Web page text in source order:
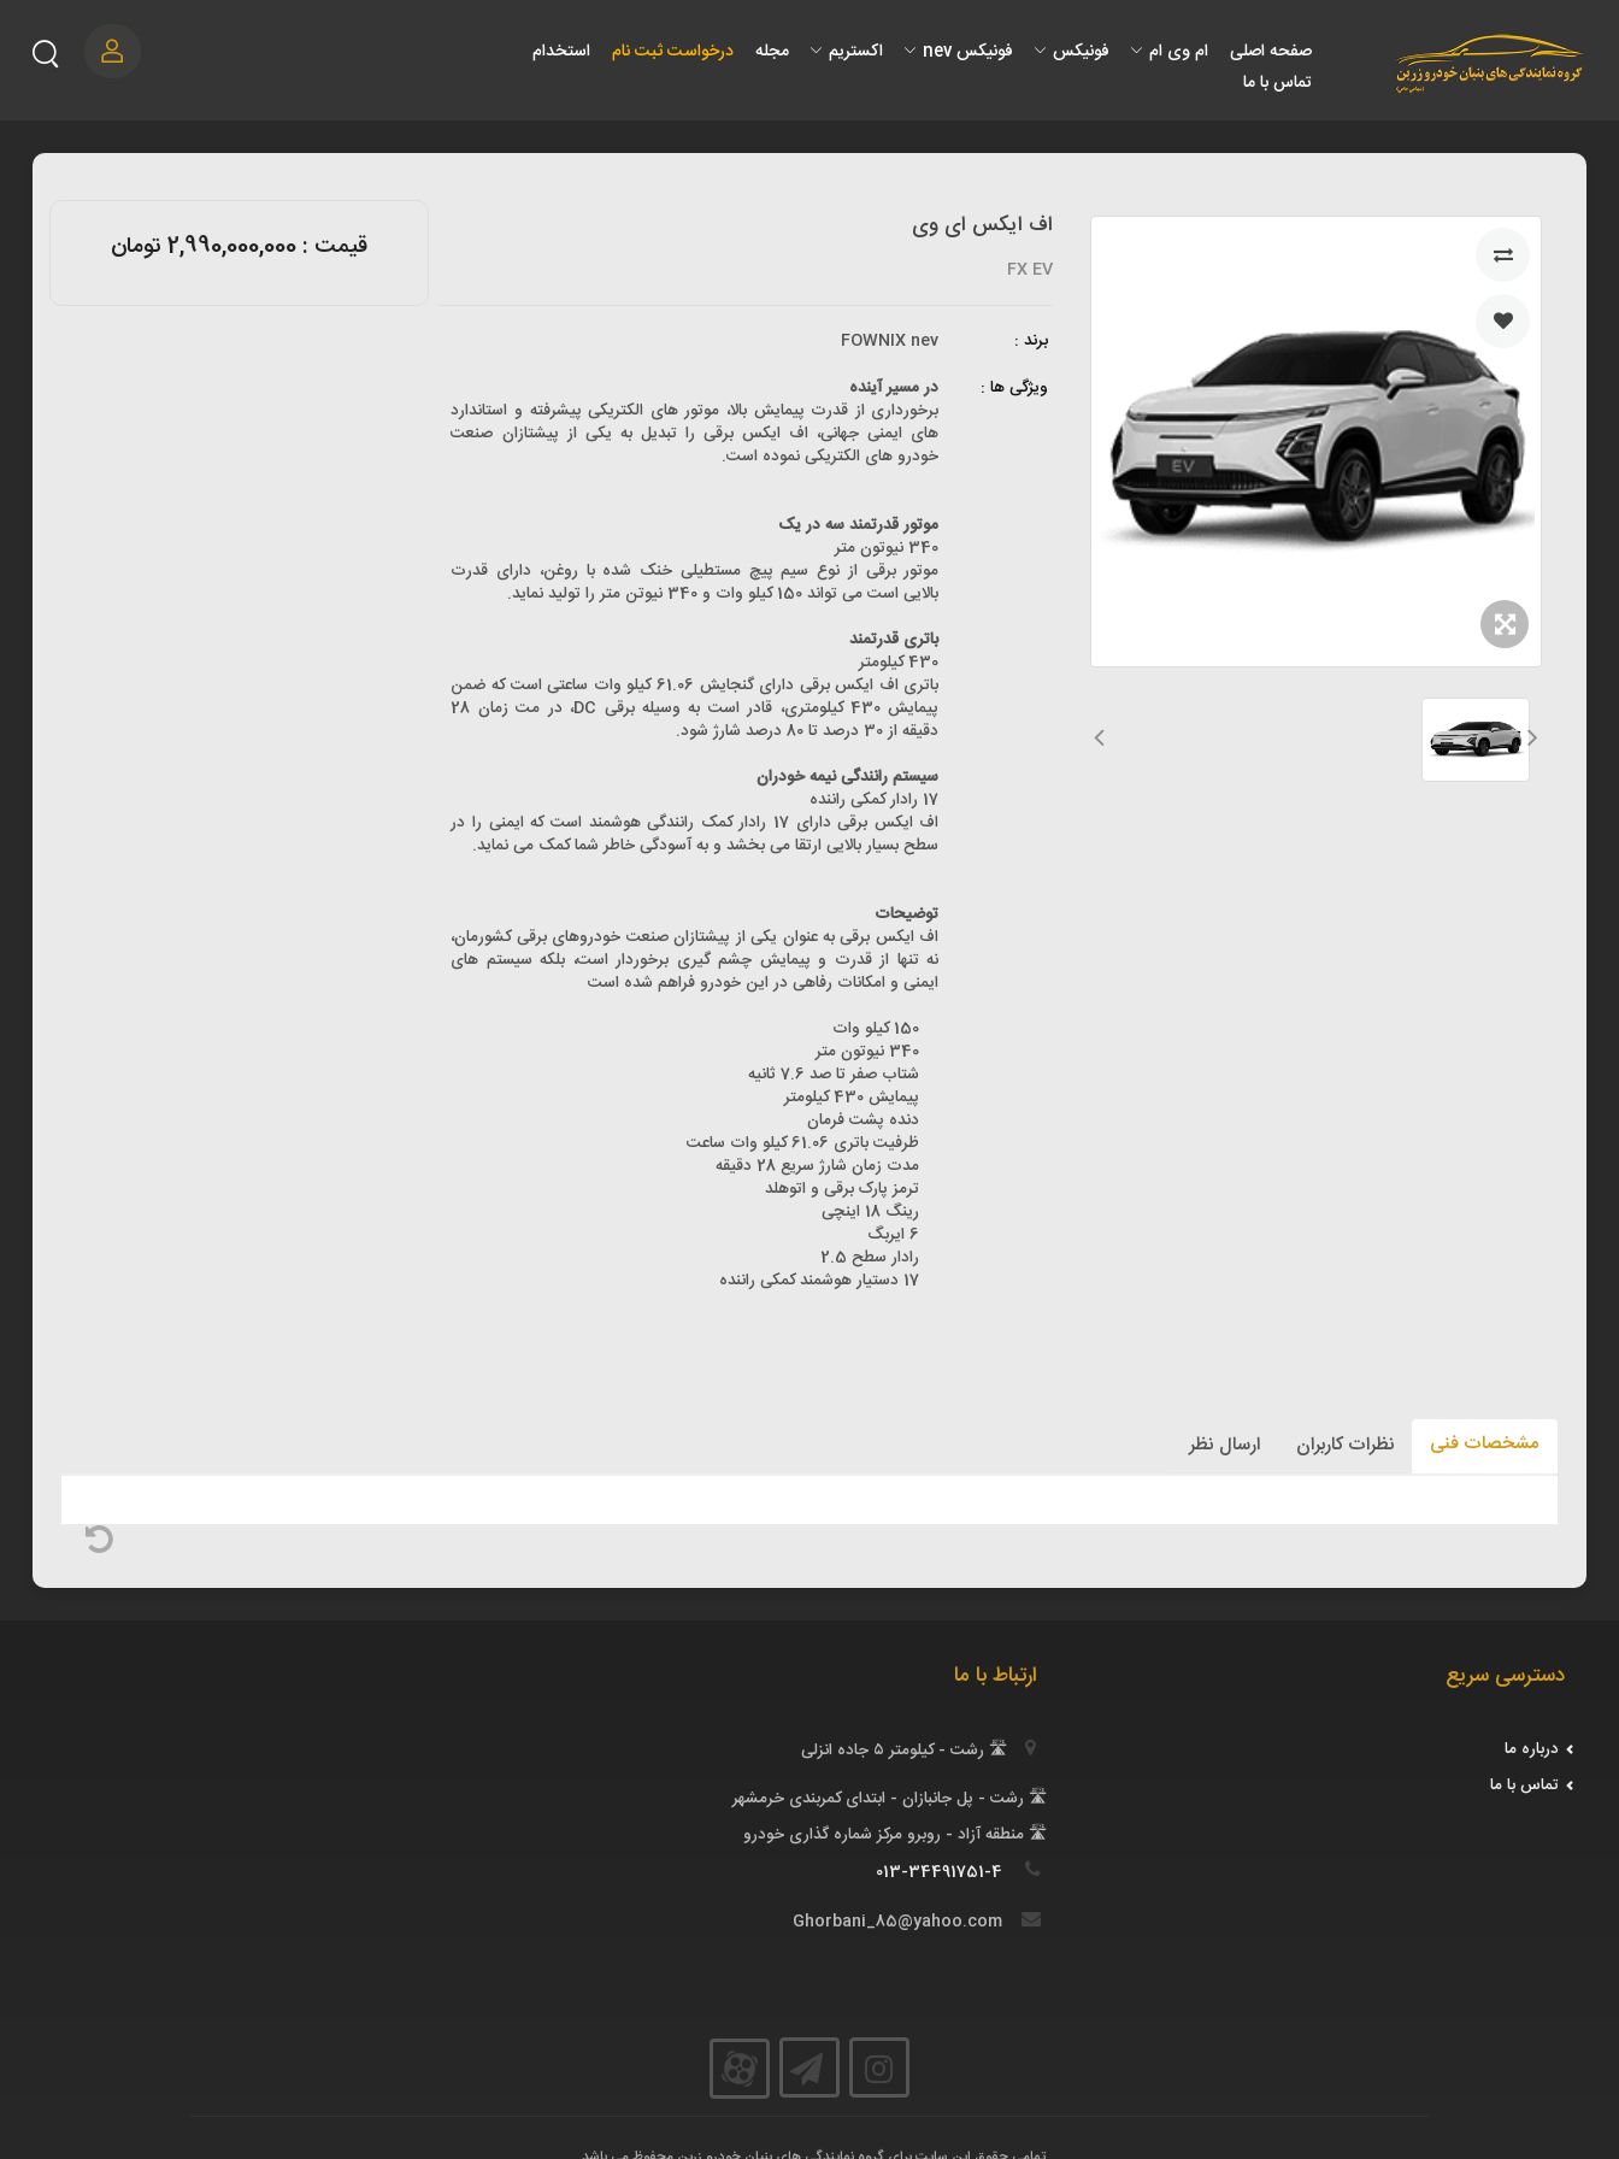
صفحه اصلی ام وی ام فونیکس فونیکس nev اکستریم مجله درخواست ثبت نام
استخدام
تماس با ما
اف ایکس ای وی
FX EV
برند :
FOWNIX nev
ویژگی ها :
در مسیر آینده
برخورداری از قدرت پیمایش بالا، موتور های الکتریکی پیشرفته و استاندارد
های ایمنی جهانی، اف ایکس برقی را تبدیل به یکی از پیشتازان صنعت
خودرو های الکتریکی نموده است.
موتور قدرتمند سه در یک
340 نیوتون متر
موتور برقی از نوع سیم پیچ مستطیلی خنک شده با روغن، دارای قدرت
بالایی است می تواند 150 کیلو وات و 340 نیوتن متر را تولید نماید.
باتری قدرتمند
430 کیلومتر
باتری اف ایکس برقی دارای گنجایش 61.06 کیلو وات ساعتی است که ضمن
پیمایش 430 کیلومتری، قادر است به وسیله برقی DC، در مت زمان 28
دقیقه از 30 درصد تا 80 درصد شارژ شود.
سیستم رانندگی نیمه خودران
17 رادار کمکی راننده
اف ایکس برقی دارای 17 رادار کمک رانندگی هوشمند است که ایمنی را در
سطح بسیار بالایی ارتقا می بخشد و به آسودگی خاطر شما کمک می نماید.
توضیحات
اف ایکس برقی به عنوان یکی از پیشتازان صنعت خودروهای برقی کشورمان،
نه تنها از قدرت و پیمایش چشم گیری برخوردار است، بلکه سیستم های
ایمنی و امکانات رفاهی در این خودرو فراهم شده است
شتاب صفر تا صد 7.6 ثانیه
پیمایش 430 کیلومتر
دنده پشت فرمان
ظرفیت باتری 61.06 کیلو وات ساعت
مدت زمان شارژ سریع 28 دقیقه
ترمز پارک برقی و اتوهلد
رینگ 18 اینچی
رادار سطح 2.5
قیمت : 2,990,000,000 تومان
مشخصات فنی نظرات کاربران ارسال نظر
دسترسی سریع
درباره ما
تماس با ما
ارتباط با ما
🛣 رشت - کیلومتر ۵ جاده انزلی
🛣 رشت - پل جانبازان - ابتدای کمربندی‌ خرمشهر
🛣 منطقه آزاد - روبرو مرکز شماره گذاری خودرو
013-34491751-4